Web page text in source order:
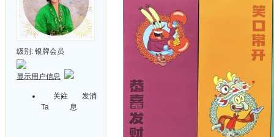
级别: 银牌会员
显示用户信息
关注
Ta
发消
息